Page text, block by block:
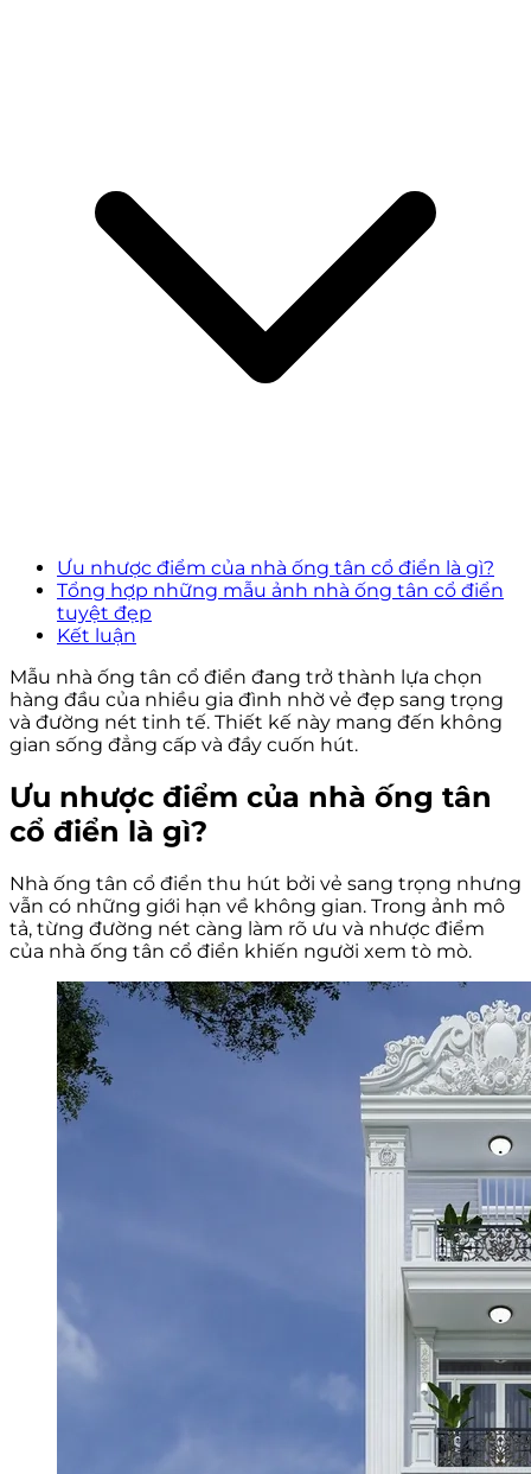
Ưu nhược điểm của nhà ống tân cổ điển là gì?
Tổng hợp những mẫu ảnh nhà ống tân cổ điển
tuyệt đẹp
Kết luận
Mẫu nhà ống tân cổ điển đang trở thành lựa chọn
hàng đầu của nhiều gia đình nhờ vẻ đẹp sang trọng
và đường nét tinh tế. Thiết kế này mang đến không
gian sống đẳng cấp và đầy cuốn hút.
Ưu nhược điểm của nhà ống tân
cổ điển là gì?
Nhà ống tân cổ điển thu hút bởi vẻ sang trọng nhưng
vẫn có những giới hạn về không gian. Trong ảnh mô
tả, từng đường nét càng làm rõ ưu và nhược điểm
của nhà ống tân cổ điển khiến người xem tò mò.